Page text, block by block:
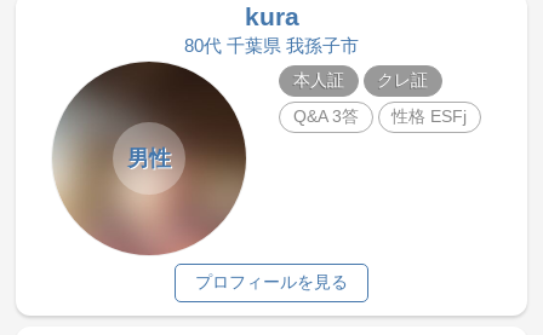
kura
80代 千葉県 我孫子市
男性
本人証
クレ証
Q&A 3答
性格 ESFj
プロフィールを見る